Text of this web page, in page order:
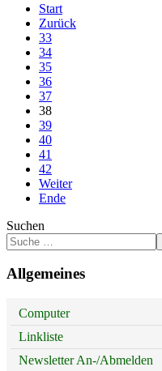
Start
Zurück
33
34
35
36
37
38
39
40
41
42
Weiter
Ende
Suchen
Allgemeines
Computer
Linkliste
Newsletter An-/Abmelden